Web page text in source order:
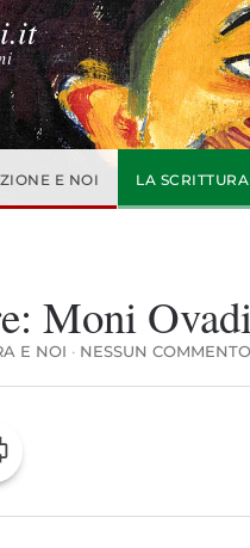
E NOI LA
Moni
E NOI · NESSUN COMMENTO